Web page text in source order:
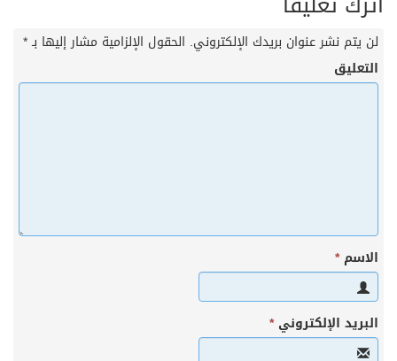
لن يتم نشر عنوان بريدك الإلكتروني. الحقول الإلزامية مشار إليها بـ*
التعليق
الاسم*
البريد الإلكتروني*